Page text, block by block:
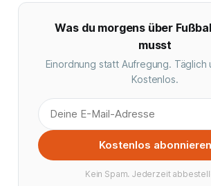
Was du morgens über
musst
Einordnung statt Aufregung. Täglich
Kostenlos.
Kostenlos abonnieren
Kein Spam. Jederzeit